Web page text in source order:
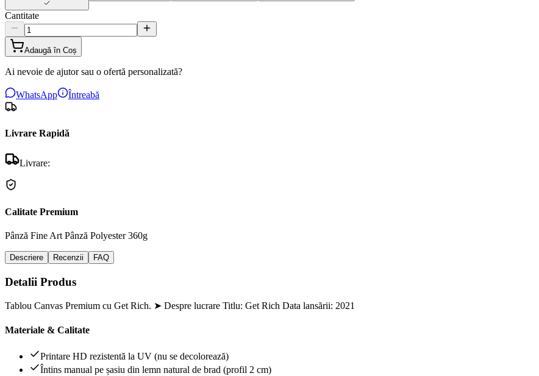
Cantitate
Adaugă în Coș
Ai nevoie de ajutor sau o ofertă personalizată?
WhatsApp Întreabă
Livrare Rapidă
Livrare:
Calitate Premium
Pânză Fine Art Pânză Polyester 360g
Descriere Recenzii FAQ
Detalii Produs
Tablou Canvas Premium cu Get Rich. ➤ Despre lucrare Titlu: Get Rich Data lansării: 2021
Materiale & Calitate
Printare HD rezistentă la UV (nu se decolorează)
Întins manual pe șasiu din lemn natural de brad (profil 2 cm)